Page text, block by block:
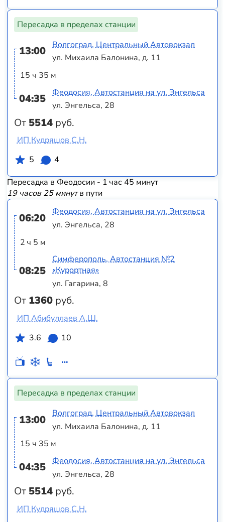
Пересадка в пределах станции
13:00
15 ч 35 м
04:35
От 5514 руб.
Волгоград, Центральный Автовокзал
ул. Михаила Балонина, д. 11
Феодосия, Автостанция на ул. Энгельса
ул. Энгельса, 28
ИП Кудряшов С.Н.
5
4
Пересадка в Феодосии - 1 час 45 минут
19 часов 25 минутв пути
06:20
2 ч 5 м
08:25
От 1360 руб.
Феодосия, Автостанция на ул. Энгельса
ул. Энгельса, 28
Симферополь, Автостанция №2
«Курортная»
ул. Гагарина, 8
ИП Абибуллаев А.Ш.
3.6
10
Пересадка в пределах станции
13:00
15 ч 35 м
04:35
От 5514 руб.
Волгоград, Центральный Автовокзал
ул. Михаила Балонина, д. 11
Феодосия, Автостанция на ул. Энгельса
ул. Энгельса, 28
ИП Кудряшов С.Н.